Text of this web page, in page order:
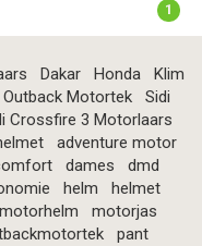
1
Dakar Honda
Klim
Outback Motortek
Sidi
Crossfire 3 Motorlaars
adventure motor
dames
dmd
helm
helmet
motorhelm
motorjas
pant